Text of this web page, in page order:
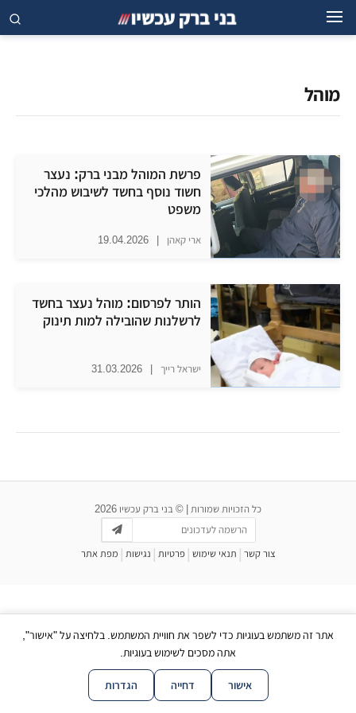
מוהל
פרשת המוהל מבני ברק: נעצר
חשוד נוסף בחשד לשיבוש מהלכי
משפט
ארי קאהן |
19.04.2026
הותר לפרסום: מוהל נעצר בחשד
לרשלנות שהובילה למות תינוק
ישראל רייך |
31.03.2026
אתר זה משתמש בעוגיות כדי לשפר את חוויית המשתמש. בלחיצה על "אישור",
אתה מסכים לשימוש בעוגיות.
אישור דחייה הגדרות
כל הזכויות שמורות | © בני ברק עכשיו 2026
צור קשר | תנאי שימוש | פרטיות | נגישות | מפת אתר